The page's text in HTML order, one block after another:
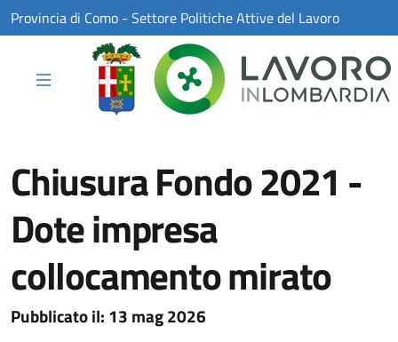
Skip to Main Content
Provincia di Como - Settore Politiche Attive del Lavoro
Chiusura Fondo 2021 -
Dote impresa
collocamento mirato
Pubblicato il: 13 mag 2026